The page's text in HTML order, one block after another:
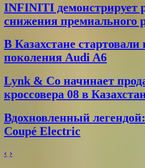
INFINITI демонстрирует
снижения премиального
В Казахстане стартовали
поколения Audi A6
Lynk & Co начинает
кроссовера 08 в
Вдохновленный
Coupé Electric
‹ ›